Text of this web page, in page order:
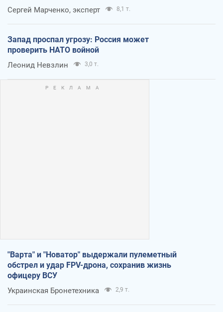
Сергей Марченко, эксперт 8,1 т.
Запад проспал угрозу: Россия может
проверить НАТО войной
Леонид Невзлин 3,0 т.
"Варта" и "Новатор" выдержали пулеметный
обстрел и удар FPV-дрона, сохранив жизнь
офицеру ВСУ
Украинская Бронетехника 2,9 т.